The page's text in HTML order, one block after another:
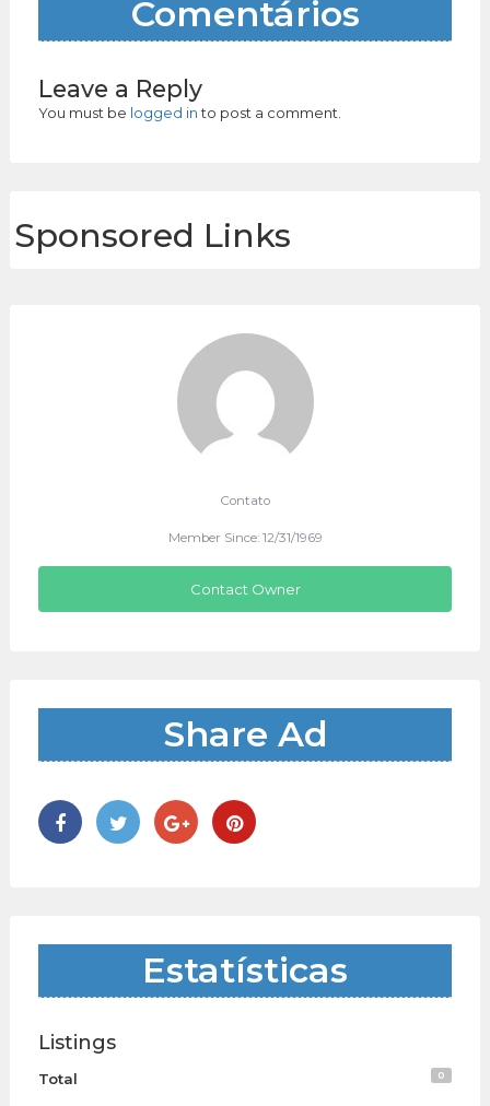
Comentários
Leave a Reply
You must be logged into post a comment.
Sponsored Links
Contato
Member Since: 12/31/1969
Contact Owner
Share Ad
Estatísticas
Listings
Total 0